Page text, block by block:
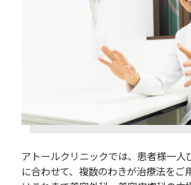
アトールクリニックでは、患者様一人
に合わせて、複数のわきが治療法をご